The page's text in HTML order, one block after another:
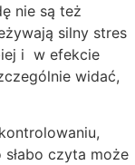
nie są też
silny stres
i w efekcie
widać,
czyta może